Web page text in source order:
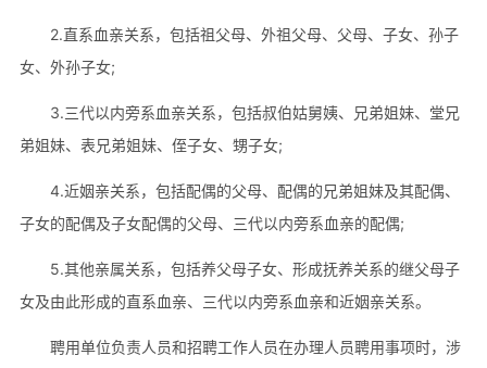
2.直系血亲关系，包括祖父母、外祖父母、父母、子女、孙子
女、外孙子女;
3.三代以内旁系血亲关系，包括叔伯姑舅姨、兄弟姐妹、堂兄
弟姐妹、表兄弟姐妹、侄子女、甥子女;
4.近姻亲关系，包括配偶的父母、配偶的兄弟姐妹及其配偶、
子女的配偶及子女配偶的父母、三代以内旁系血亲的配偶;
5.其他亲属关系，包括养父母子女、形成抚养关系的继父母子
女及由此形成的直系血亲、三代以内旁系血亲和近姻亲关系。
聘用单位负责人员和招聘工作人员在办理人员聘用事项时，涉